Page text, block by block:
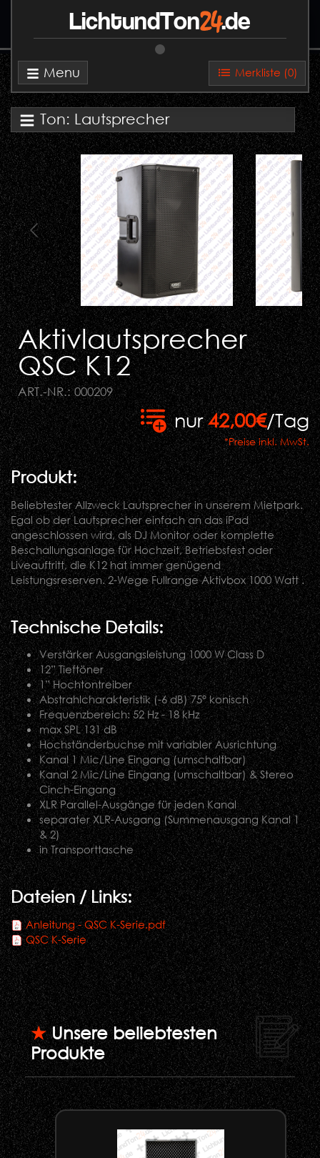
Merkliste (0)
Menu
LichtundTon24.de
Ton: Lautsprecher
Aktivlautsprecher
QSC K12
ART.-NR.: 000209
nur42,00€/Tag
*Preise inkl. MwSt.
Produkt:
Beliebtester Allzweck Lautsprecher in unserem Mietpark.
Egal ob der Lautsprecher einfach an das iPad
angeschlossen wird, als DJ Monitor oder komplette
Beschallungsanlage für Hochzeit, Betriebsfest oder
Liveauftritt, die K12 hat immer genügend
Leistungsreserven. 2-Wege Fullrange Aktivbox 1000 Watt .
Technische Details:
Verstärker Ausgangsleistung 1000 W Class D
12” Tieftöner
1” Hochtontreiber
Abstrahlcharakteristik (-6 dB) 75° konisch
Frequenzbereich: 52 Hz - 18 kHz
max SPL 131 dB
Hochständerbuchse mit variabler Ausrichtung
Kanal 1 Mic/Line Eingang (umschaltbar)
Kanal 2 Mic/Line Eingang (umschaltbar) & Stereo
Cinch-Eingang
XLR Parallel-Ausgänge für jeden Kanal
separater XLR-Ausgang (Summenausgang Kanal 1
& 2)
in Transporttasche
Dateien / Links:
Anleitung - QSC K-Serie.pdf
QSC K-Serie
★Unsere beliebtesten
Produkte